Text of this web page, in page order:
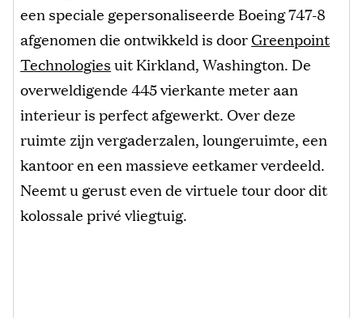
een speciale gepersonaliseerde Boeing 747-8
afgenomen die ontwikkeld is doorGreenpoint
Technologiesuit Kirkland, Washington. De
overweldigende 445 vierkante meter aan
interieur is perfect afgewerkt. Over deze
ruimte zijn vergaderzalen, loungeruimte, een
kantoor en een massieve eetkamer verdeeld.
Neemt u gerust even de virtuele tour door dit
kolossale privé vliegtuig.